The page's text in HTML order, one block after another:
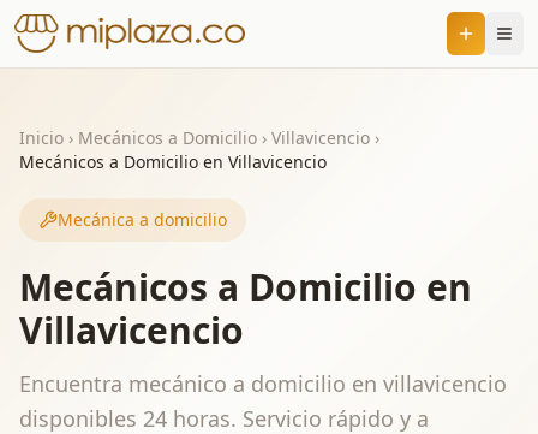
Inicio › Mecánicos a Domicilio › Villavicencio ›
Mecánicos a Domicilio en Villavicencio
Mecánica a domicilio
Mecánicos a Domicilio en
Villavicencio
Encuentra mecánico a domicilio en villavicencio
disponibles 24 horas. Servicio rápido y a